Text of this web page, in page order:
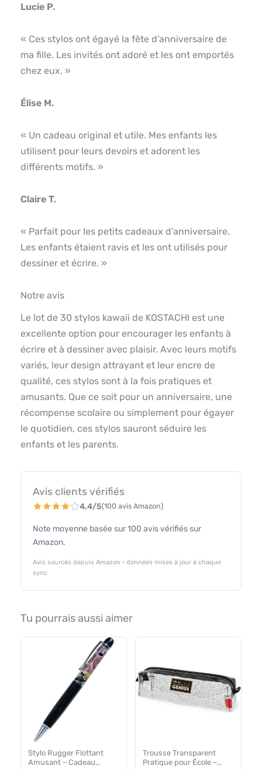
Lucie P.
« Ces stylos ont égayé la fête d’anniversaire de
ma fille. Les invités ont adoré et les ont emportés
chez eux. »
Élise M.
« Un cadeau original et utile. Mes enfants les
utilisent pour leurs devoirs et adorent les
différents motifs. »
Claire T.
« Parfait pour les petits cadeaux d’anniversaire.
Les enfants étaient ravis et les ont utilisés pour
dessiner et écrire. »
Notre avis
Le lot de 30 stylos kawaii de KOSTACHI est une
excellente option pour encourager les enfants à
écrire et à dessiner avec plaisir. Avec leurs motifs
variés, leur design attrayant et leur encre de
qualité, ces stylos sont à la fois pratiques et
amusants. Que ce soit pour un anniversaire, une
récompense scolaire ou simplement pour égayer
le quotidien, ces stylos sauront séduire les
enfants et les parents.
Avis clients vérifiés
4,4/5(100 avis Amazon)
Note moyenne basée sur 100 avis vérifiés sur
Amazon.
Avis sourcés depuis Amazon · données mises à jour à chaque
sync
Tu pourrais aussi aimer
Stylo Rugger Flottant
Amusant – Cadeau
Trousse Transparent
Pratique pour École –